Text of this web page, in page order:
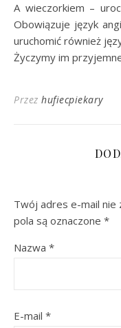
A wieczorkiem –
Obowiązuje język
uruchomić również
Życzymy im
Przez hufiecpiekary
Twój adres e-mail nie
pola są oznaczone *
Nazwa *
E-mail *